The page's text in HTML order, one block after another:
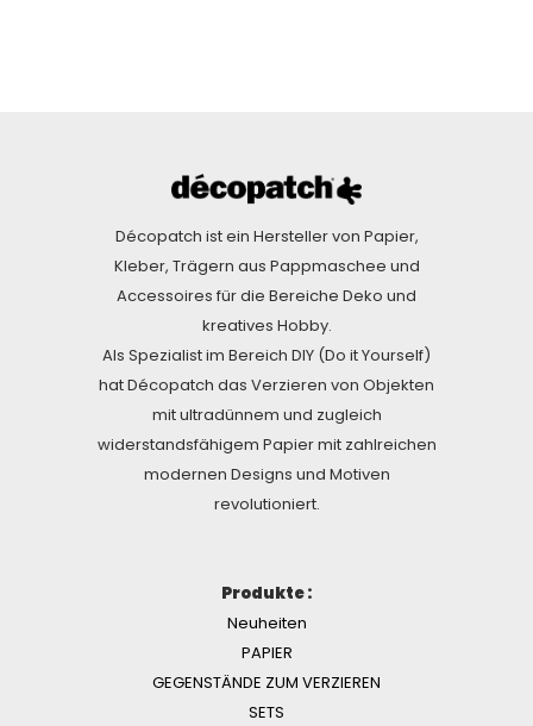
Décopatch ist ein Hersteller von Papier,
Kleber, Trägern aus Pappmaschee und
Accessoires für die Bereiche Deko und
kreatives Hobby.
Als Spezialist im Bereich DIY (Do it Yourself)
hat Décopatch das Verzieren von Objekten
mit ultradünnem und zugleich
widerstandsfähigem Papier mit zahlreichen
modernen Designs und Motiven
revolutioniert.
Produkte :
Neuheiten
PAPIER
GEGENSTÄNDE ZUM VERZIEREN
SETS